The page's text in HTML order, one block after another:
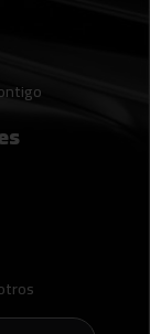
de